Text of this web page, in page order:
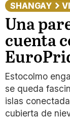
SHANGAY
Una
cuenta
Estocolmo
se queda
islas
cubierta de